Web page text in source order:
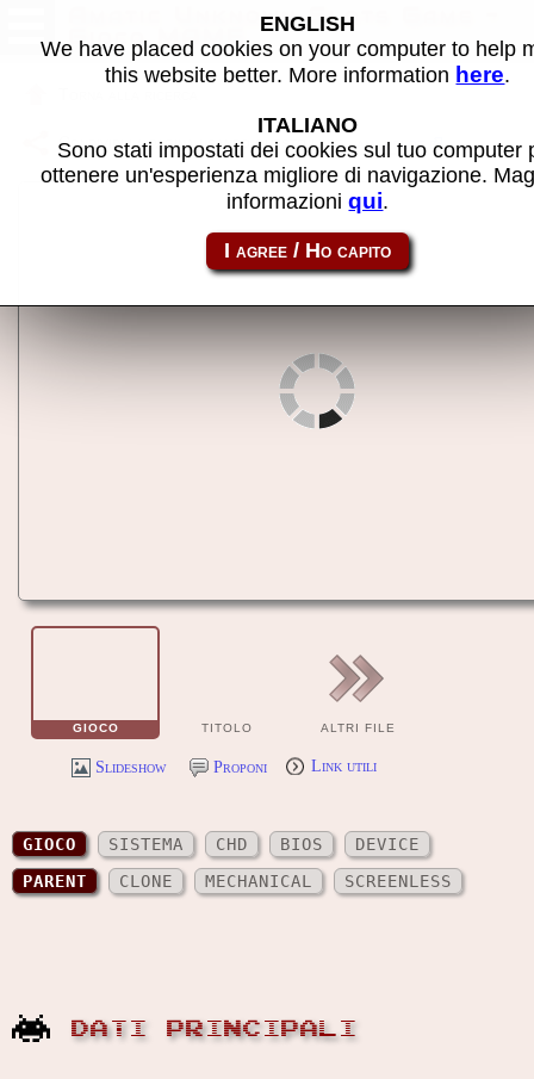
Amatic Unknown Slots Game -
Gioco MAME
Condividi la pagina usando questo link: am_uslot
GIOCO TITOLO ALTRI FILE
Slideshow Proponi Link utili
GIOCO SISTEMA CHD BIOS
DEVICE
PARENT
CLONE MECHANICAL SCREENLESS
DATI PRINCIPALI
ENGLISH
We have placed cookies on your computer to help
this website better. More information here.
ITALIANO
Sono stati impostati dei cookies sul tuo computer
ottenere un'esperienza migliore di navigazione.
informazioniqui.